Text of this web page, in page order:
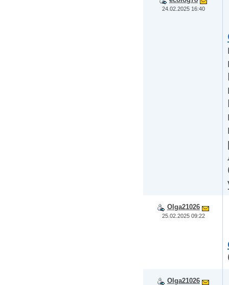
24.02.2025 16:40
Olga21026
25.02.2025 09:22
Olga21026